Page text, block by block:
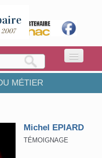
MÉTIER
Michel EPIARD
TÉMOIGNAGE